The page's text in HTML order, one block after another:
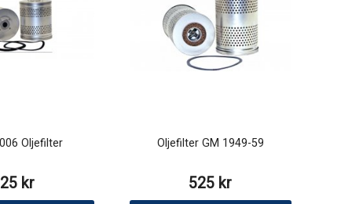
Oljefilter
kr
Oljefilter GM 1949-59
525 kr